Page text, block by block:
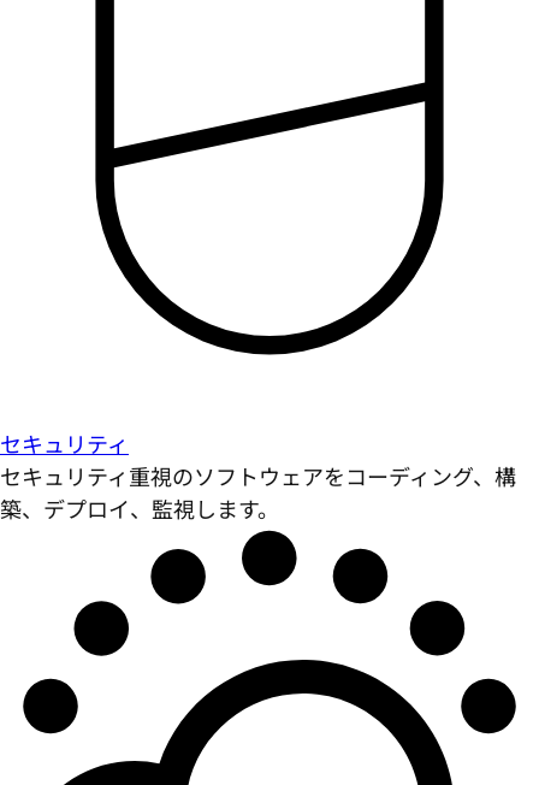
セキュリティ
セキュリティ重視のソフトウェアをコーディング、構
築、デプロイ、監視します。